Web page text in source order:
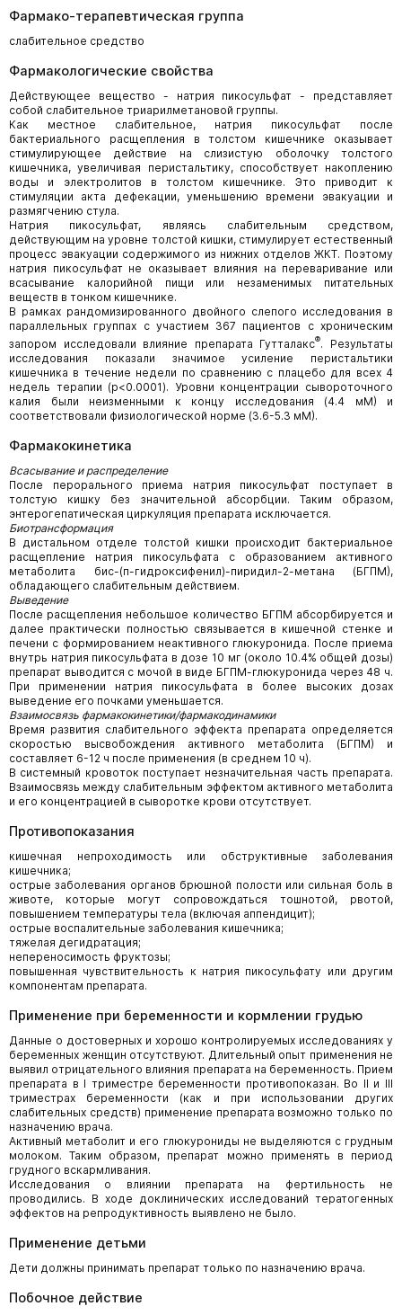
Фармако-терапевтическая группа
слабительное средство
Фармакологические свойства
Действующее вещество - натрия пикосульфат - представляет
собой слабительное триарилметановой группы.
Как местное слабительное, натрия пикосульфат после
бактериального расщепления в толстом кишечнике оказывает
стимулирующее действие на слизистую оболочку толстого
кишечника, увеличивая перистальтику, способствует накоплению
воды и электролитов в толстом кишечнике. Это приводит к
стимуляции акта дефекации, уменьшению времени эвакуации и
размягчению стула.
Натрия пикосульфат, являясь слабительным средством,
действующим на уровне толстой кишки, стимулирует естественный
процесс эвакуации содержимого из нижних отделов ЖКТ. Поэтому
натрия пикосульфат не оказывает влияния на переваривание или
всасывание калорийной пищи или незаменимых питательных
веществ в тонком кишечнике.
В рамках рандомизированного двойного слепого исследования в
параллельных группах с участием 367 пациентов с хроническим
запором исследовали влияние препарата Гутталакс®. Результаты
исследования показали значимое усиление перистальтики
кишечника в течение недели по сравнению с плацебо для всех 4
недель терапии (p<0.0001). Уровни концентрации сывороточного
калия были неизменными к концу исследования (4.4 мМ) и
соответствовали физиологической норме (3.6-5.3 мМ).
Фармакокинетика
Всасывание и распределение
После перорального приема натрия пикосульфат поступает в
толстую кишку без значительной абсорбции. Таким образом,
энтерогепатическая циркуляция препарата исключается.
Биотрансформация
В дистальном отделе толстой кишки происходит бактериальное
расщепление натрия пикосульфата с образованием активного
метаболита бис-(п-гидроксифенил)-пиридил-2-метана (БГПМ),
обладающего слабительным действием.
Выведение
После расщепления небольшое количество БГПМ абсорбируется и
далее практически полностью связывается в кишечной стенке и
печени с формированием неактивного глюкуронида. После приема
внутрь натрия пикосульфата в дозе 10 мг (около 10.4% общей дозы)
препарат выводится с мочой в виде БГПМ-глюкуронида через 48 ч.
При применении натрия пикосульфата в более высоких дозах
выведение его почками уменьшается.
Взаимосвязь фармакокинетики/фармакодинамики
Время развития слабительного эффекта препарата определяется
скоростью высвобождения активного метаболита (БГПМ) и
составляет 6-12 ч после применения (в среднем 10 ч).
В системный кровоток поступает незначительная часть препарата.
Взаимосвязь между слабительным эффектом активного метаболита
и его концентрацией в сыворотке крови отсутствует.
Противопоказания
кишечная непроходимость или обструктивные заболевания
кишечника;
острые заболевания органов брюшной полости или сильная боль в
животе, которые могут сопровождаться тошнотой, рвотой,
повышением температуры тела (включая аппендицит);
острые воспалительные заболевания кишечника;
тяжелая дегидратация;
непереносимость фруктозы;
повышенная чувствительность к натрия пикосульфату или другим
компонентам препарата.
Применение при беременности и кормлении грудью
Данные о достоверных и хорошо контролируемых исследованиях у
беременных женщин отсутствуют. Длительный опыт применения не
выявил отрицательного влияния препарата на беременность. Прием
препарата в I триместре беременности противопоказан. Во II и III
триместрах беременности (как и при использовании других
слабительных средств) применение препарата возможно только по
назначению врача.
Активный метаболит и его глюкурониды не выделяются с грудным
молоком. Таким образом, препарат можно применять в период
грудного вскармливания.
Исследования о влиянии препарата на фертильность не
проводились. В ходе доклинических исследований тератогенных
эффектов на репродуктивность выявлено не было.
Применение детьми
Дети должны принимать препарат только по назначению врача.
Побочное действие